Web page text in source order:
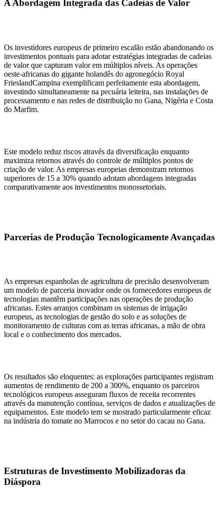
A Abordagem Integrada das Cadeias de Valor
Os investidores europeus de primeiro escalão estão abandonando os
investimentos pontuais para adotar estratégias integradas de cadeias
de valor que capturam valor em múltiplos níveis. As operações
oeste-africanas do gigante holandês do agronegócio Royal
FrieslandCampina exemplificam perfeitamente esta abordagem,
investindo simultaneamente na pecuária leiteira, nas instalações de
processamento e nas redes de distribuição no Gana, Nigéria e Costa
do Marfim.
Este modelo reduz riscos através da diversificação enquanto
maximiza retornos através do controle de múltiplos pontos de
criação de valor. As empresas europeias demonstram retornos
superiores de 15 a 30% quando adotam abordagens integradas
comparativamente aos investimentos monossetoriais.
Parcerias de Produção Tecnologicamente Avançadas
As empresas espanholas de agricultura de precisão desenvolveram
um modelo de parceria inovador onde os fornecedores europeus de
tecnologias mantêm participações nas operações de produção
africanas. Estes arranjos combinam os sistemas de irrigação
europeus, as tecnologias de gestão do solo e as soluções de
monitoramento de culturas com as terras africanas, a mão de obra
local e o conhecimento dos mercados.
Os resultados são eloquentes: as explorações participantes registram
aumentos de rendimento de 200 a 300%, enquanto os parceiros
tecnológicos europeus asseguram fluxos de receita recorrentes
através da manutenção contínua, serviços de dados e atualizações de
equipamentos. Este modelo tem se mostrado particularmente eficaz
na indústria do tomate no Marrocos e no setor do cacau no Gana.
Estruturas de Investimento Mobilizadoras da
Diáspora